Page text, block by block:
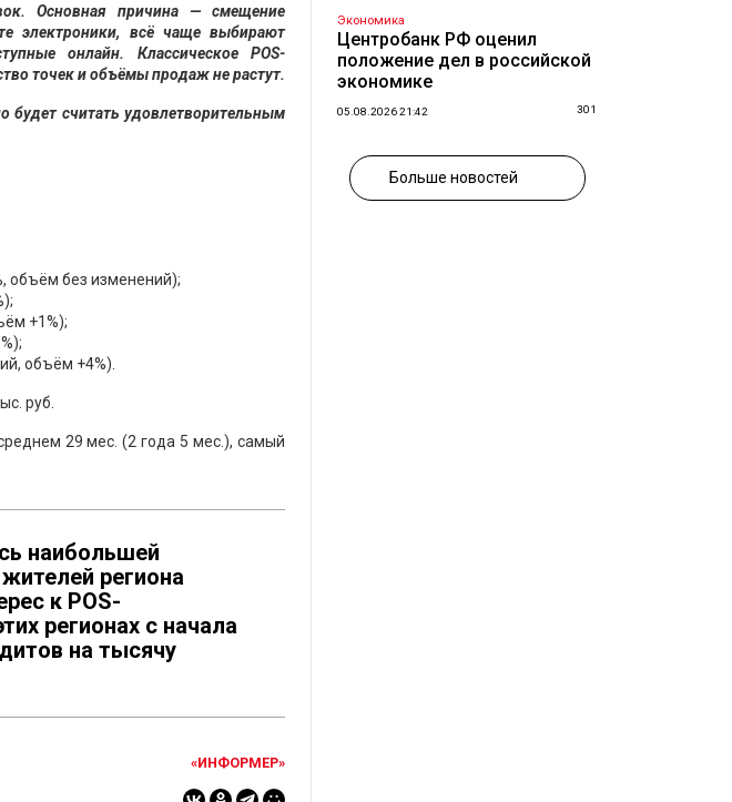
Основная причина — смещение
электроники, всё чаще выбирают
онлайн. Классическое POS-
точек и объёмы продаж не растут.
считать удовлетворительным
объём без изменений);
+1%);
объём +4%).
руб.
29 мес. (2 года 5 мес.), самый
наибольшей
региона
к POS-
регионах с начала
на тысячу
«ИНФОРМЕР»
Экономика
Центробанк РФ оценил
положение дел в российской
экономике
05.08.2026 21:42 301
Больше новостей